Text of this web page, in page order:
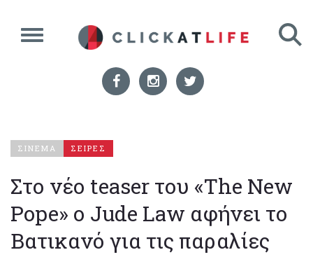
ΣΙΝΕΜΑ ΣΕΙΡΕΣ
Στο νέο teaser του «The New
Pope» ο Jude Law αφήνει το
Βατικανό για τις παραλίες